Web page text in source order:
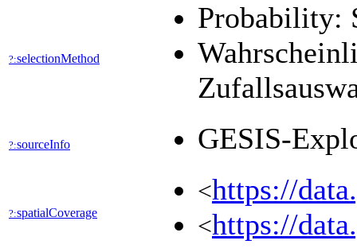
?:selectionMethod
Probability:
?:sourceInfo GESIS-
?:spatialCoverage
<https://
<https://